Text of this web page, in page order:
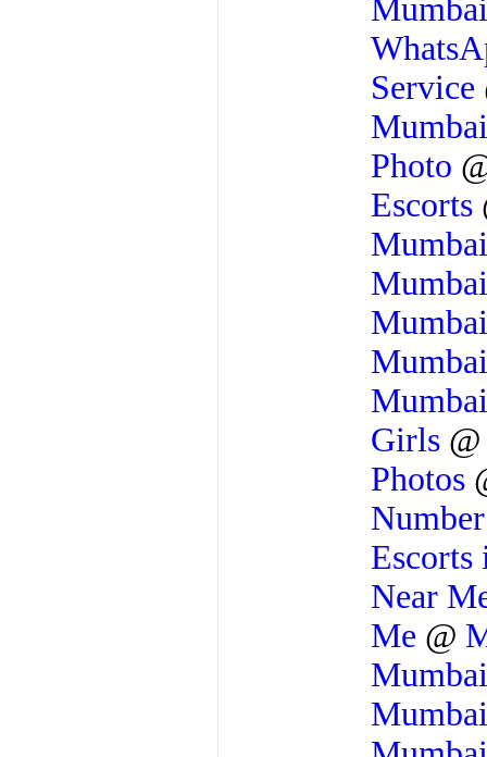
Service
Photo
Escorts
Girls
Photos
Near
Me @